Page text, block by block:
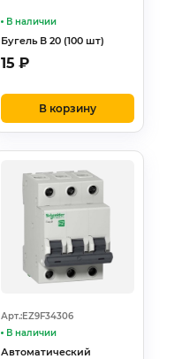
В наличии
Бугель В 20 (100 шт)
15 ₽
В корзину
Арт.:EZ9F34306
В наличии
Автоматический